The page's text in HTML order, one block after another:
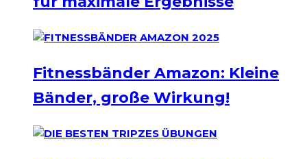
Fitnessbänder Amazon: Kleine
Bänder, große Wirkung!